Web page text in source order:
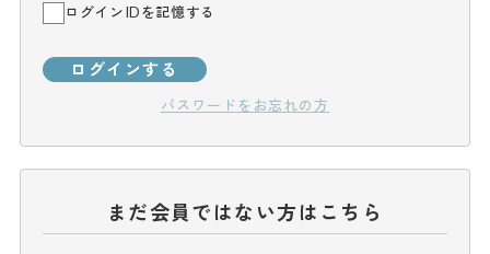
ログインIDを記憶する
ログインする
パスワードをお忘れの方
まだ会員ではない方はこちら